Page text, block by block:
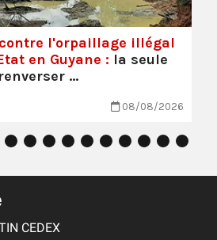
contre l'orpaillage illégal
en Guyane : la seule
…
08/08/2026
CEDEX